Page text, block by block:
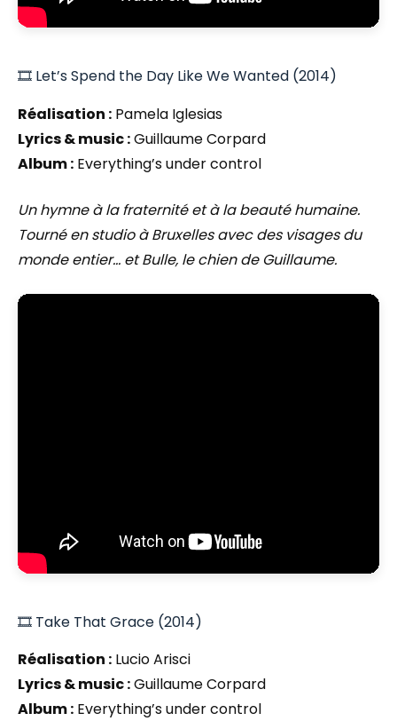
🎞️ Let’s Spend the Day Like We Wanted (2014)
Réalisation : Pamela Iglesias
Lyrics & music :Guillaume Corpard
Album : Everything’s under control
Un hymne à la fraternité et à la beauté humaine.
Tourné en studio à Bruxelles avec des visages du
monde entier… et Bulle, le chien de Guillaume.
🎞️ Take That Grace (2014)
Réalisation : Lucio Arisci
Lyrics & music :Guillaume Corpard
Album : Everything’s under control